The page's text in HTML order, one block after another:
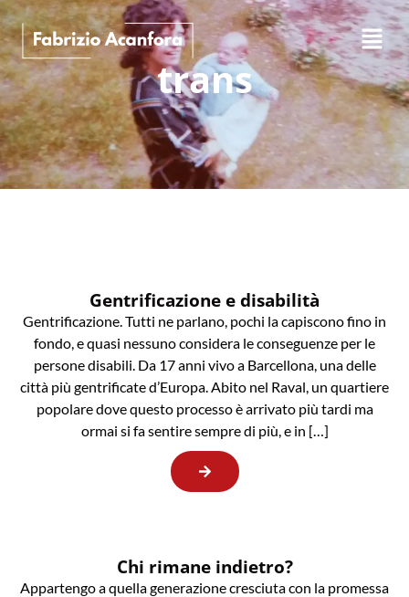
trans
Gentrificazione e disabilità
Gentrificazione. Tutti ne parlano, pochi la capiscono fino in
fondo, e quasi nessuno considera le conseguenze per le
persone disabili. Da 17 anni vivo a Barcellona, una delle
città più gentrificate d’Europa. Abito nel Raval, un quartiere
popolare dove questo processo è arrivato più tardi ma
ormai si fa sentire sempre di più, e in […]
Chi rimane indietro?
Appartengo a quella generazione cresciuta con la promessa